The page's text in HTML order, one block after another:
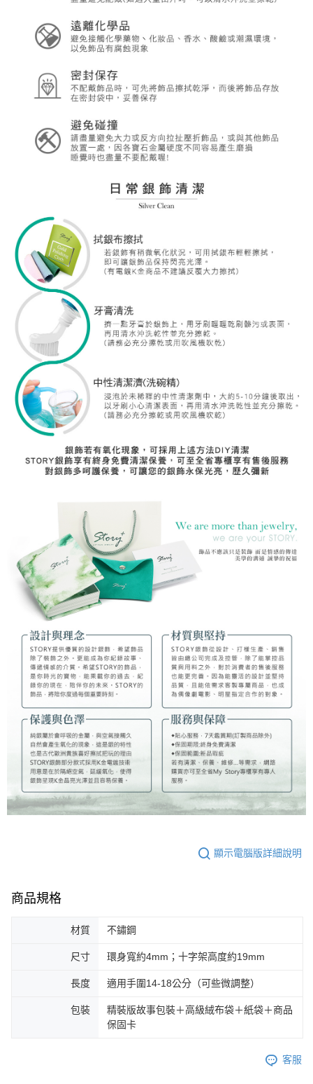
顯示電腦版詳細說明
商品規格
材質 不鏽鋼
尺寸 環身寬約4mm；十字架高度約19mm
長度 適用手圍14-18公分（可些微調整）
包裝
精裝版故事包裝＋高級絨布袋＋紙袋＋商品
保固卡
客服